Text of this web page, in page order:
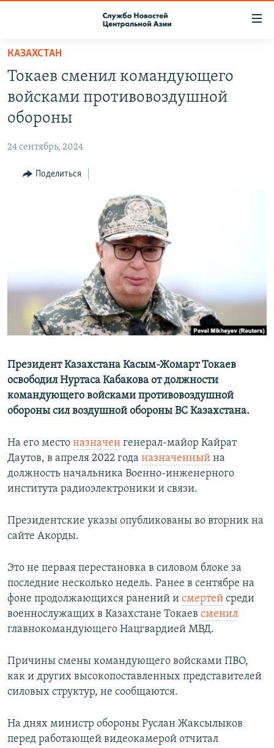
Вернуться
основному
содержанию
Вернутся
главной
навигации
Вернутся
КОНТАКТЫ
НАСТОЯЩЕЕ ВРЕМЯ
МИГРАНТ МЕДИА
КАЗАХСТАН
Токаев сменил командующего
войсками противовоздушной
обороны
24 сентябрь, 2024
Поделиться
Президент Казахстана Касым-Жомарт Токаев
освободил Нуртаса Кабакова от должности
командующего войсками противовоздушной
обороны сил воздушной обороны ВС Казахстана.
На его место назначен генерал-майор Кайрат
Даутов, в апреля 2022 года назначенный на
должность начальника Военно-инженерного
института радиоэлектроники и связи.
Президентские указы опубликованы во вторник на
сайте Акорды.
Это не первая перестановка в силовом блоке за
последние несколько недель. Ранее в сентябре на
фоне продолжающихся ранений и смертей среди
военнослужащих в Казахстане Токаев сменил
главнокомандующего Нацгвардией МВД.
Причины смены командующего войсками ПВО,
как и других высокопоставленных представителей
силовых структур, не сообщаются.
На днях министр обороны Руслан Жаксылыков
перед работающей видеокамерой отчитал